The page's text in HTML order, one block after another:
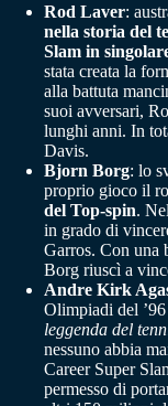
Rod Laver:
nella storia del
Slam in
stata creata la
alla battuta
suoi avversari,
lunghi anni. In
Davis.
Bjorn Borg: lo
proprio gioco il
del Top-spin.
in grado di
Garros. Con una
Borg riuscì a
Andre Kirk
Olimpiadi del
leggenda del
nessuno abbia
Career Super
permesso di